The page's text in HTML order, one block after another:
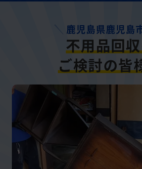
鹿児島県鹿児島
不用品回
ご検討の皆